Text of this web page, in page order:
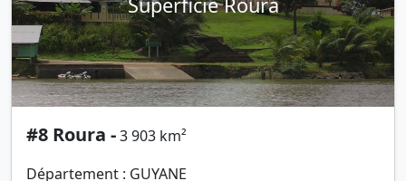
#8 Roura -3 903 km²
Département : GUYANE